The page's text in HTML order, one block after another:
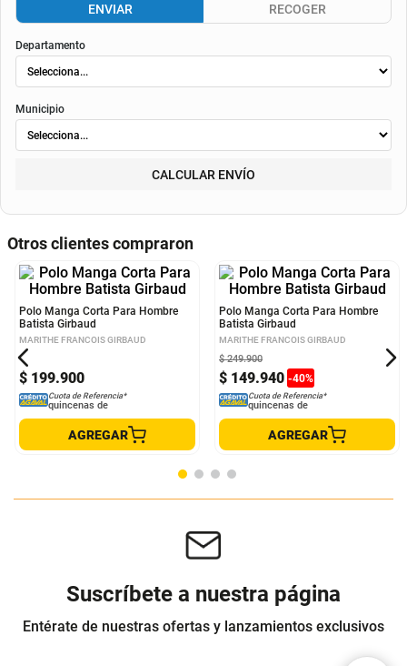
ENVIAR RECOGER
Departamento
Municipio
CALCULAR ENVÍO
Otros clientes compraron
Polo Manga Corta Para Hombre
Batista Girbaud
$ 199.900
Polo Manga Corta Para Hombre
Batista Girbaud
$ 149.940